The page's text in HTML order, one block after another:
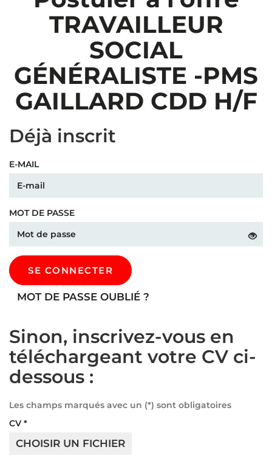
TRAVAILLEUR
SOCIAL
GÉNÉRALISTE -PMS
GAILLARD CDD H/F
Déjà inscrit
E-MAIL
MOT DE PASSE
SE CONNECTER
MOT DE PASSE OUBLIÉ ?
Sinon, inscrivez-vous en
téléchargeant votre CV ci-
dessous :
Les champs marqués avec un (*) sont obligatoires
CV *
CHOISIR UN FICHIER